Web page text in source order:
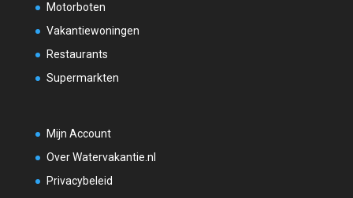
Motorboten
Vakantiewoningen
Restaurants
Supermarkten
Mijn Account
Over Watervakantie.nl
Privacybeleid